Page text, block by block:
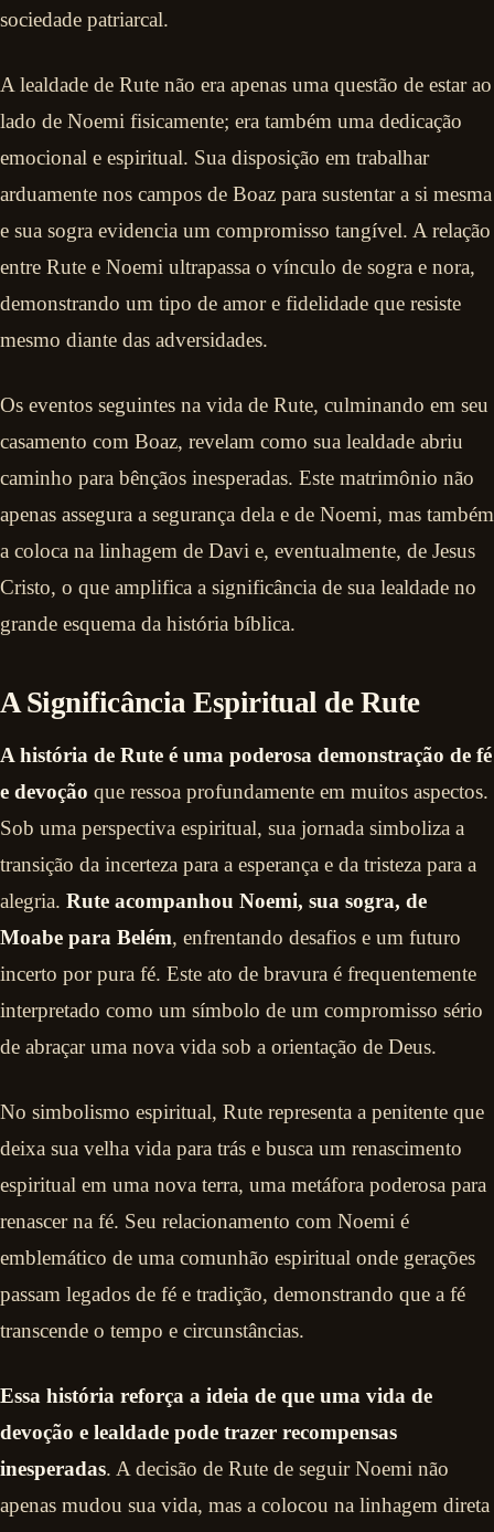
sociedade patriarcal.
A lealdade de Rute não era apenas uma questão de estar ao
lado de Noemi fisicamente; era também uma dedicação
emocional e espiritual. Sua disposição em trabalhar
arduamente nos campos de Boaz para sustentar a si mesma
e sua sogra evidencia um compromisso tangível. A relação
entre Rute e Noemi ultrapassa o vínculo de sogra e nora,
demonstrando um tipo de amor e fidelidade que resiste
mesmo diante das adversidades.
Os eventos seguintes na vida de Rute, culminando em seu
casamento com Boaz, revelam como sua lealdade abriu
caminho para bênçãos inesperadas. Este matrimônio não
apenas assegura a segurança dela e de Noemi, mas também
a coloca na linhagem de Davi e, eventualmente, de Jesus
Cristo, o que amplifica a significância de sua lealdade no
grande esquema da história bíblica.
A Significância Espiritual de Rute
A história de Rute é uma poderosa demonstração de fé
e devoção que ressoa profundamente em muitos aspectos.
Sob uma perspectiva espiritual, sua jornada simboliza a
transição da incerteza para a esperança e da tristeza para a
alegria. Rute acompanhou Noemi, sua sogra, de
Moabe para Belém, enfrentando desafios e um futuro
incerto por pura fé. Este ato de bravura é frequentemente
interpretado como um símbolo de um compromisso sério
de abraçar uma nova vida sob a orientação de Deus.
No simbolismo espiritual, Rute representa a penitente que
deixa sua velha vida para trás e busca um renascimento
espiritual em uma nova terra, uma metáfora poderosa para
renascer na fé. Seu relacionamento com Noemi é
emblemático de uma comunhão espiritual onde gerações
passam legados de fé e tradição, demonstrando que a fé
transcende o tempo e circunstâncias.
Essa história reforça a ideia de que uma vida de
devoção e lealdade pode trazer recompensas
inesperadas. A decisão de Rute de seguir Noemi não
apenas mudou sua vida, mas a colocou na linhagem direta